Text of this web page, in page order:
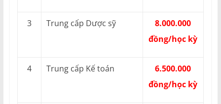
3 Trung cấp Dược sỹ
8.000.000
đồng/học kỳ
4 Trung cấp Kế toán
6.500.000
đồng/học kỳ